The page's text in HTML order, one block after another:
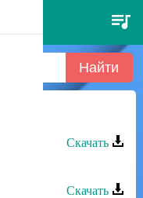
Скачать
Скачать